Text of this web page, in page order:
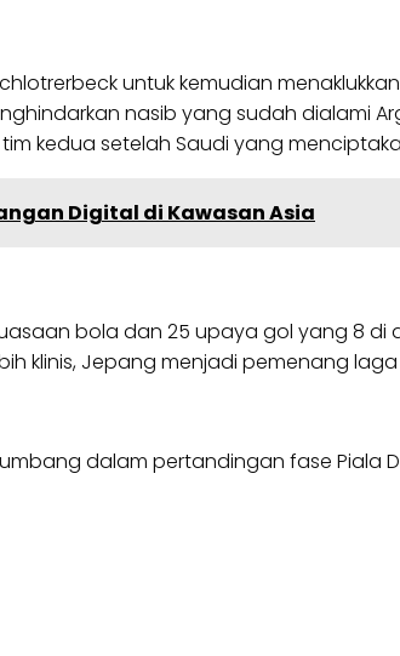
untuk kemudian
nasib yang sudah dialami
kedua setelah Saudi yang
Digital di Kawasan Asia
bola dan 25 upaya gol yang 8
klinis, Jepang menjadi pemenang laga
dalam pertandingan fase Piala